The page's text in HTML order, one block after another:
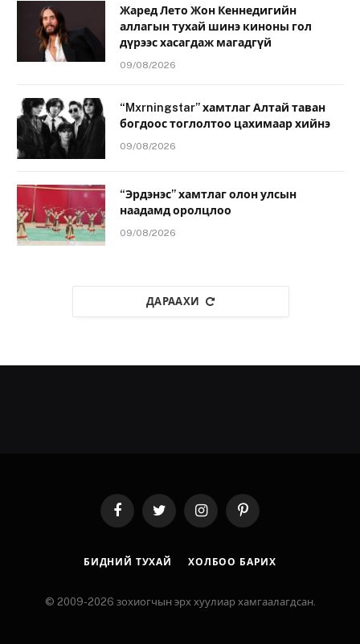
Жаред Лето Жон Кеннедигийн
аллагын тухай шинэ киноны гол
дүрээс хасагдаж магадгүй
09/08/2026
“Mxrningstar” хамтлаг Алтай таван
богдоос тоглолтоо цахимаар хийнэ
09/08/2026
“Эрдэнэс” хамтлаг олон улсын
наадамд оролцлоо
09/08/2026
ДАРААХИ
FacebookTwitter InstagramPinterest
БИДНИЙ ТУХАЙ ХОЛБОО БАРИХ
© 2009-2026 зохиогчын эрх хуулиар хамгаалагдсан.